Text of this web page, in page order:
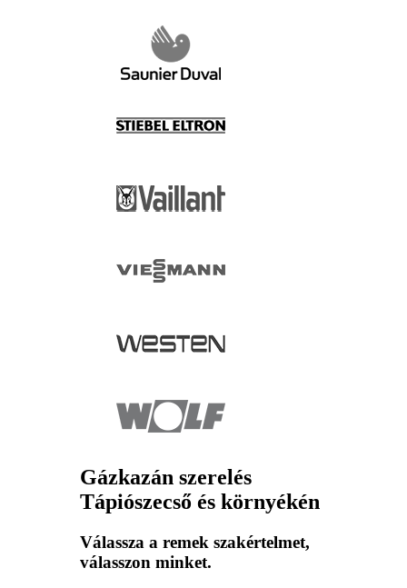
Gázkazán szerelés
Tápiószecső és környékén
Válassza a remek szakértelmet,
válasszon minket.